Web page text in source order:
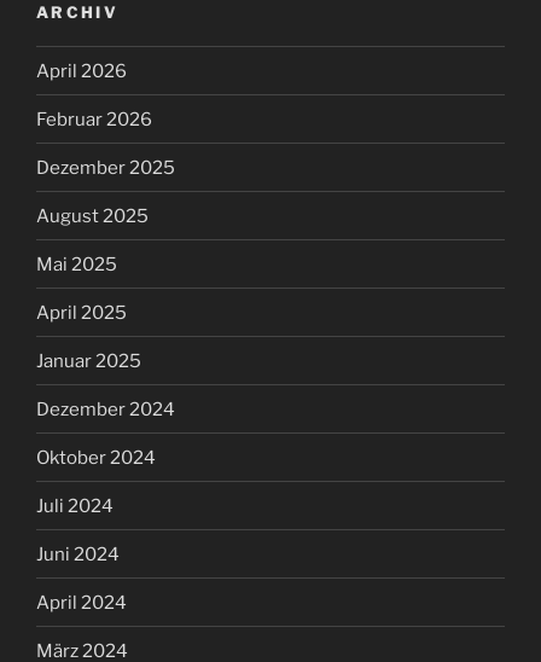
ARCHIV
April 2026
Februar 2026
Dezember 2025
August 2025
Mai 2025
April 2025
Januar 2025
Dezember 2024
Oktober 2024
Juli 2024
Juni 2024
April 2024
März 2024